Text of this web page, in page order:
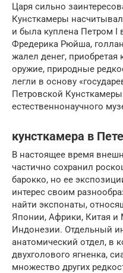
Царя сильно
Кунсткамеры
и была куплена Петром I
Фредерика Рюйша,
жалел денег,
оружие, природные
легли в основу
Петровской
естественнонаучного
кунсткамера в
В настоящее время
частично сохранил
барокко, но ее
интерес своим
найти экспонаты,
Японии, Африки, Китая
Индонезии. Отдельный
анатомический отдел, в
двухголового ягненка,
множество других